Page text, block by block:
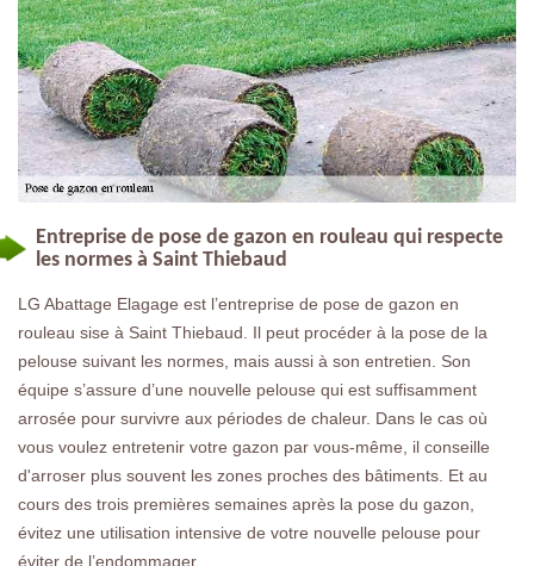
Entreprise de pose de gazon en rouleau qui respecte
les normes à Saint Thiebaud
LG Abattage Elagage est l’entreprise de pose de gazon en
rouleau sise à Saint Thiebaud. Il peut procéder à la pose de la
pelouse suivant les normes, mais aussi à son entretien. Son
équipe s’assure d’une nouvelle pelouse qui est suffisamment
arrosée pour survivre aux périodes de chaleur. Dans le cas où
vous voulez entretenir votre gazon par vous-même, il conseille
d'arroser plus souvent les zones proches des bâtiments. Et au
cours des trois premières semaines après la pose du gazon,
évitez une utilisation intensive de votre nouvelle pelouse pour
éviter de l’endommager.